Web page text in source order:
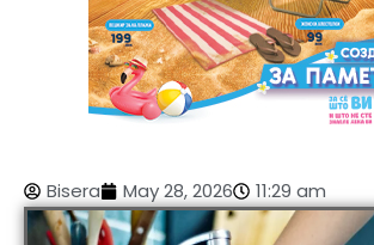
Bisera May 28, 2026 11:29 am